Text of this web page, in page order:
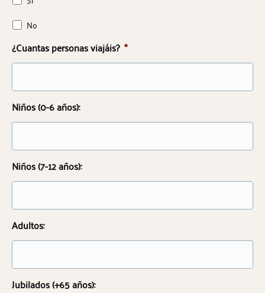
No
¿Cuantas personas viajáis? *
Niños (0-6 años):
Niños (7-12 años):
Adultos:
Jubilados (+65 años):